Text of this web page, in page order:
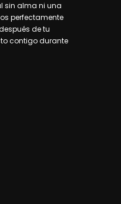
sin alma ni una
perfectamente
de tu
contigo durante